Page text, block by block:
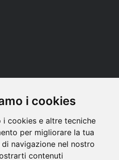
i cookies
i cookies e altre tecniche
per migliorare la tua
di navigazione nel nostro
contenuti